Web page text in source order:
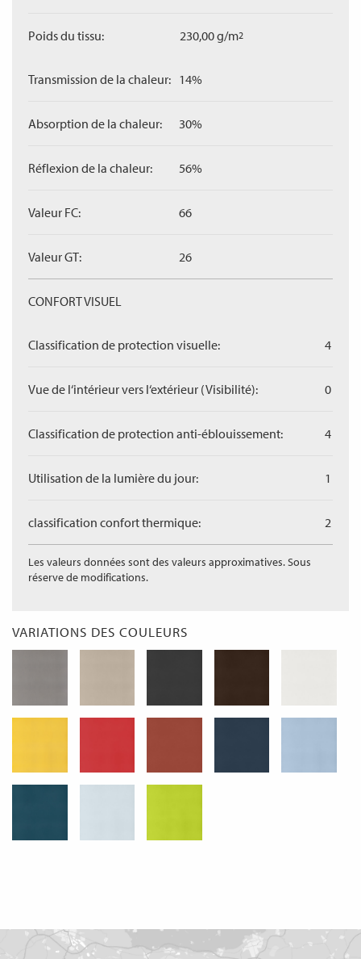
Poids du tissu: 230,00 g/m2
Transmission de la chaleur: 14%
Absorption de la chaleur: 30%
Réflexion de la chaleur: 56%
Valeur FC: 66
Valeur GT: 26
CONFORT VISUEL
Classification de protection visuelle: 4
Vue de l‘intérieur vers l‘extérieur (Visibilité): 0
Classification de protection anti-éblouissement: 4
Utilisation de la lumière du jour: 1
classification confort thermique: 2
Les valeurs données sont des valeurs approximatives. Sous
réserve de modifications.
VARIATIONS DES COULEURS